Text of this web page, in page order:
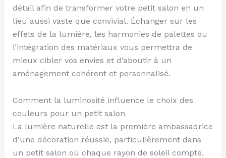
détail afin de transformer votre petit salon en un
lieu aussi vaste que convivial. Échanger sur les
effets de la lumière, les harmonies de palettes ou
l’intégration des matériaux vous permettra de
mieux cibler vos envies et d’aboutir à un
aménagement cohérent et personnalisé.
Comment la luminosité influence le choix des
couleurs pour un petit salon
La lumière naturelle est la première ambassadrice
d’une décoration réussie, particulièrement dans
un petit salon où chaque rayon de soleil compte.